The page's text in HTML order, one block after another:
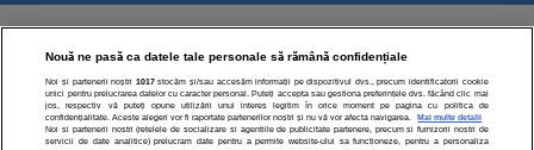
Termeni si conditii
Politica de confidentialitate
Politica de cookies
Echipa editorială
Modifică Setările
Nouă ne pasă ca datele tale personale să rămână confidențiale
Noi și partenerii noștri 1017stocăm și/sau accesăm informații pe dispozitivul dvs., precum identificatorii cookie
unici pentru prelucrarea datelor cu caracter personal. Puteți accepta sau gestiona preferințele dvs. făcând clic mai
jos, respectiv vă puteți opune utilizării unui interes legitim în orice moment pe pagina cu politica de
confidențialitate. Aceste alegeri vor fi raportate partenerilor noștri și nu vă vor afecta navigarea.
Mai multe detalii
Noi si partenerii nostri (retelele de socializare si agentiile de publicitate partenere, precum si furnizorii nostri de
servicii de date analitice) prelucram date pentru a permite website-ului sa functioneze, pentru a personaliza